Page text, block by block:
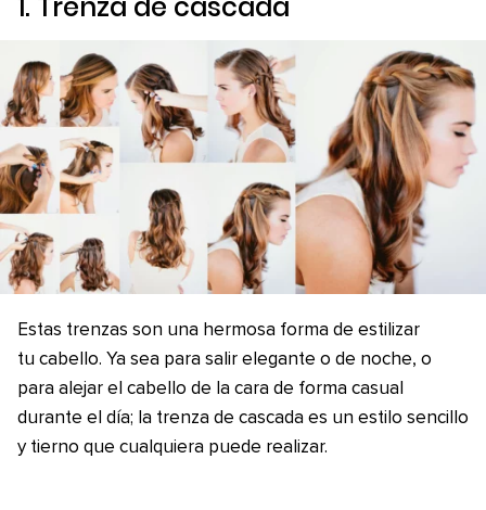
Estas trenzas son una hermosa forma de estilizar
tu cabello. Ya sea para salir elegante o de noche, o
para alejar el cabello de la cara de forma casual
durante el día; la trenza de cascada es un estilo sencillo
y tierno que cualquiera puede realizar.